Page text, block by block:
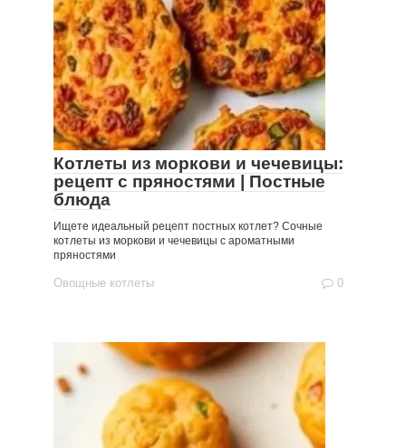
Котлеты из моркови и чечевицы:
рецепт с пряностями | Постные
блюда
Ищете идеальный рецепт постных котлет? Сочные
котлеты из моркови и чечевицы с ароматными
пряностями
Овощные котлеты 0